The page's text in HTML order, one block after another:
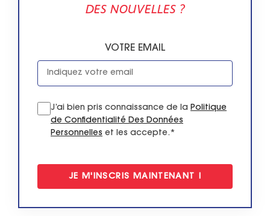
DES NOUVELLES ?
VOTRE EMAIL
J’ai bien pris connaissance de la Politique
de Confidentialité Des Données
Personnelles et les accepte.*